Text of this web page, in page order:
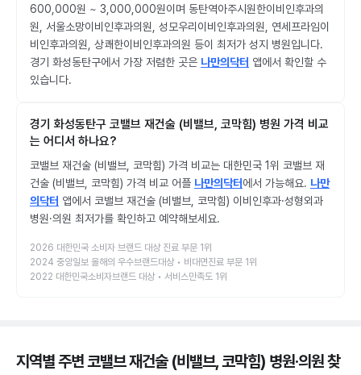
600,000원 ~ 3,000,000원이며 동탄역아주시원한이비인후과의
원, 서울소망이비인후과의원, 성모우리이비인후과의원, 연세프라임이
비인후과의원, 상쾌한이비인후과의원 등이 최저가 성지 병원입니다.
경기 화성동탄구에서 가장 저렴한 곳은 나만의닥터 앱에서 확인할 수
있습니다.
경기 화성동탄구 코밸브 재건술 (비밸브, 코막힘) 병원 가격 비교
는 어디서 하나요?
코밸브 재건술 (비밸브, 코막힘) 가격 비교는 대한민국 1위 코밸브 재
건술 (비밸브, 코막힘) 가격 비교 어플 나만의닥터에서 가능해요. 나만
의닥터 앱에서 코밸브 재건술 (비밸브, 코막힘) 이비인후과·성형외과
병원·의원 최저가를 확인하고 예약해보세요.
2026 대한민국 소비자 브랜드 대상 진료 부문 1위
2024 중앙일보 올해의 우수브랜드대상 • 비대면진료 부문 1위
2022 대한민국소비자브랜드 대상 • 서비스만족도 1위
지역별 주변 코밸브 재건술 (비밸브, 코막힘) 병원·의원찾